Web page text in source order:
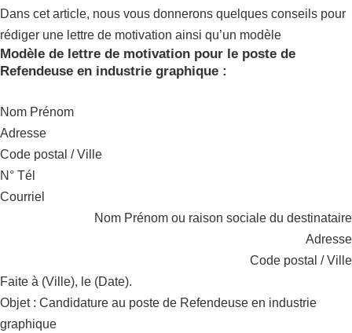
Dans cet article, nous vous donnerons quelques conseils pour
rédiger une lettre de motivation ainsi qu’un modèle
Modèle de lettre de motivation pour le poste de
Refendeuse en industrie graphique :
Nom Prénom
Adresse
Code postal / Ville
N° Tél
Courriel
Nom Prénom ou raison sociale du destinataire
Adresse
Code postal / Ville
Faite à (Ville), le (Date).
Objet : Candidature au poste de Refendeuse en industrie
graphique